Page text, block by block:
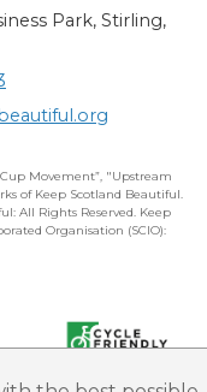
Park, Stirling,
Movement”, "Upstream
of Keep Scotland Beautiful.
All Rights Reserved. Keep
Organisation (SCIO):